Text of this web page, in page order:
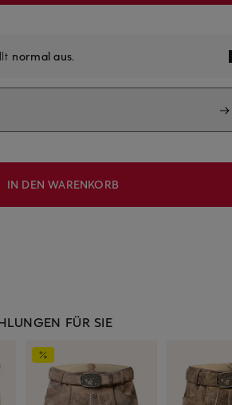
normal aus.
IN DEN WARENKORB
FÜR SIE